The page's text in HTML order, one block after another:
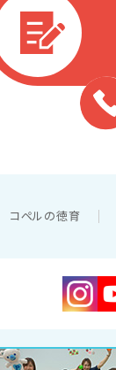
コペルの徳育